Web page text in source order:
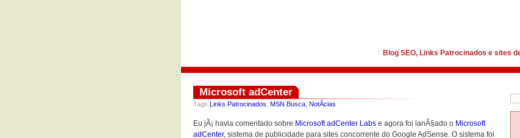
Blog SEO, Links Patrocinados e sites
Microsoft adCenter
Tags Links Patrocinados MSN Busca NotÃ­cias
Eu jÃ¡ havia comentado sobre Microsoft adCenter Labs e agora foi lanÃ§ado o Microsoft
adCenter, sistema de publicidade para sites concorrente do Google AdSense. O sistema foi